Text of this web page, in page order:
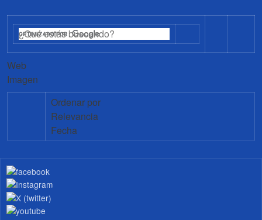
Web
Imagen
Ordenar por
Relevancia
Fecha